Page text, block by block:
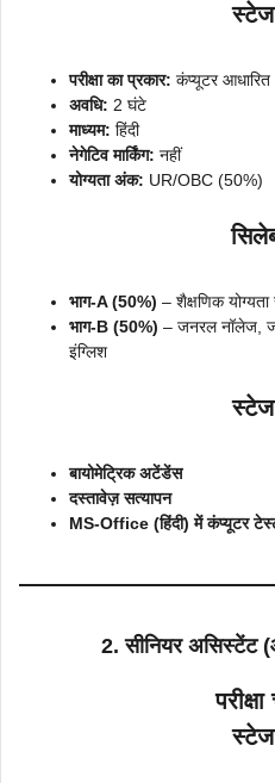
परीक्षा का प्रकार: कंप्यूटर
अवधि: 2 घंटे
माध्यम: हिंदी
नेगेटिव मार्किंग: नहीं
योग्यता अंक: UR/OBC (50%)
भाग-A (50%) – शैक्षणिक
भाग-B (50%) – जनरल नॉलेज,
इंग्लिश
बायोमेट्रिक अटेंडेंस
दस्तावेज़ सत्यापन
MS-Office (हिंदी) में कंप्यूटर
2. सीनियर असिस्टेंट